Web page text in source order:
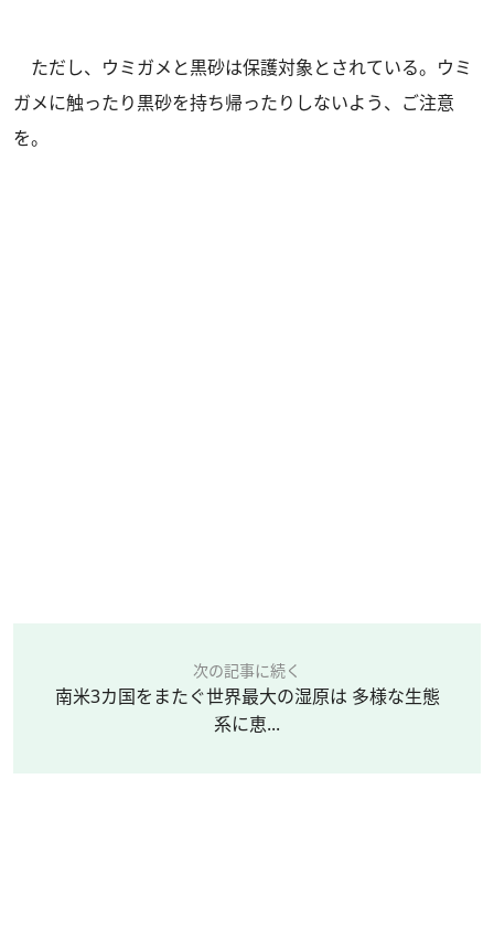
ただし、ウミガメと黒砂は保護対象とされている。ウミ
ガメに触ったり黒砂を持ち帰ったりしないよう、ご注意
を。
次の記事に続く
南米3カ国をまたぐ世界最大の湿原は 多様な生態
系に恵...